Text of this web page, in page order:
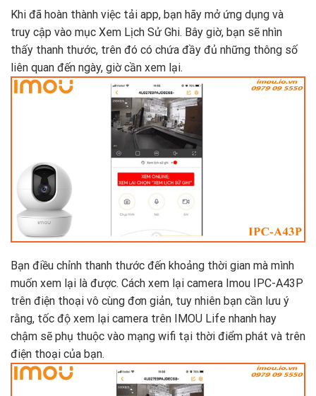
Khi đã hoàn thành việc tải app, bạn hãy mở ứng dụng và
truy cập vào mục Xem Lịch Sử Ghi. Bây giờ, bạn sẽ nhìn
thấy thanh thước, trên đó có chứa đầy đủ những thông số
liên quan đến ngày, giờ cần xem lại.
Bạn điều chỉnh thanh thước đến khoảng thời gian mà mình
muốn xem lại là được. Cách xem lại camera Imou IPC-A43P
trên điện thoại vô cùng đơn giản, tuy nhiên bạn cần lưu ý
rằng, tốc độ xem lại camera trên IMOU Life nhanh hay
chậm sẽ phụ thuộc vào mạng wifi tại thời điểm phát và trên
điện thoại của bạn.